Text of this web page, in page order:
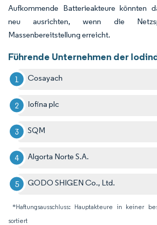
Aufkommende Batterieakteure könnten
neu ausrichten, wenn die
Massenbereitstellung erreicht.
Führende Unternehmen der
Cosayach
Iofina plc
SQM
Algorta Norte S.A.
GODO SHIGEN Co., Ltd.
*Haftungsausschluss: Hauptakteure in keiner
sortiert